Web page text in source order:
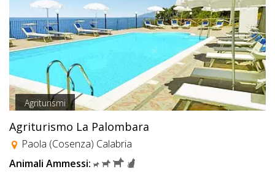
Agriturismi
Agriturismo La Palombara
Paola (Cosenza) Calabria
Animali Ammessi: